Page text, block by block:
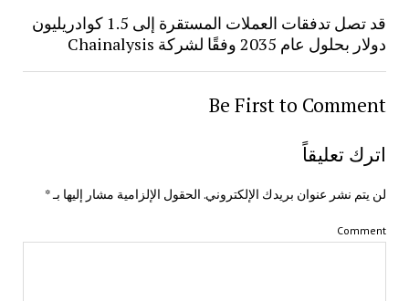
قد تصل تدفقات العملات المستقرة إلى 1.5 كوادريليون
دولار بحلول عام 2035 وفقًا لشركة Chainalysis
Be First to Comment
اترك تعليقاً
لن يتم نشر عنوان بريدك الإلكتروني. الحقول الإلزامية مشار إليها بـ*
Comment